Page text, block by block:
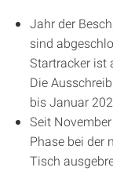
Jahr der
sind
Startracker ist
Die
bis Januar
Seit
Phase bei der
Tisch